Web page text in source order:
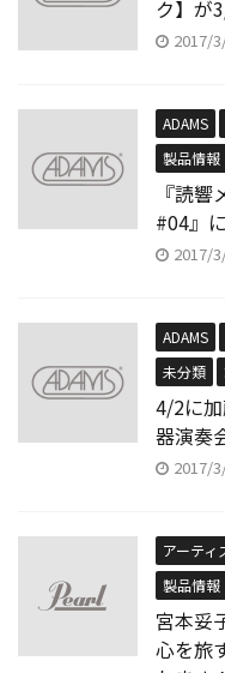
ク】が
2017/
ADAMS
製品情報
『読
#04』
2017/
ADAMS
未分類
4/2に
器演奏
2017/
アーティ
製品情報
宮本妥
心を旅